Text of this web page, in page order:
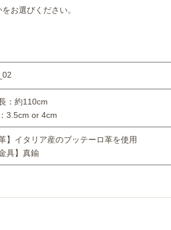
お選びください。
：約110cm
3.5cm or 4cm
革】イタリア産のブッテーロ革を使用
金具】真鍮